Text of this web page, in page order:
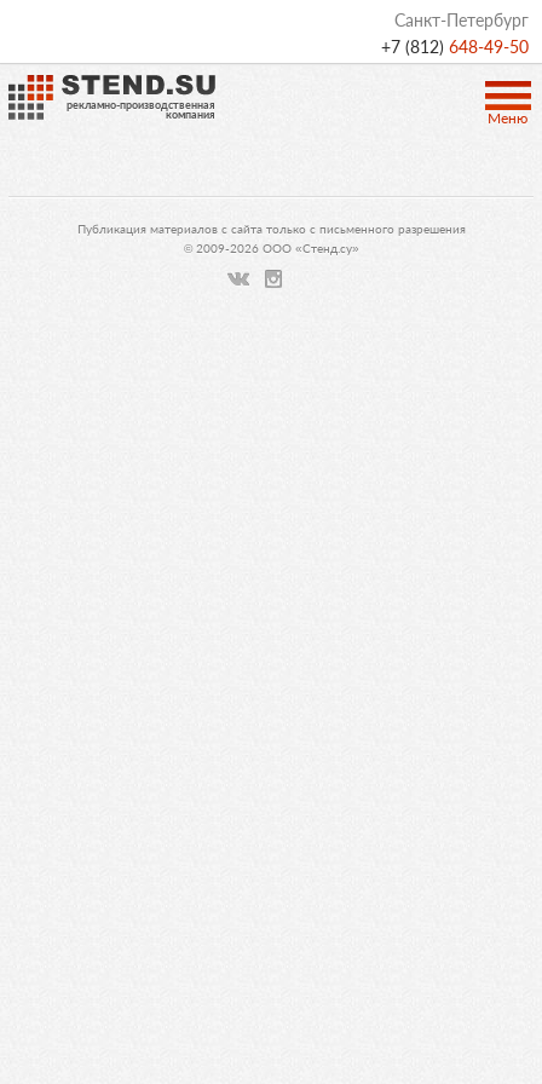
рекламно-производственная
компания
Санкт-Петербург
+7 (812)648-49-50
Меню
Публикация материалов с сайта только с письменного разрешения
© 2009-2026 ООО «Стенд.су»